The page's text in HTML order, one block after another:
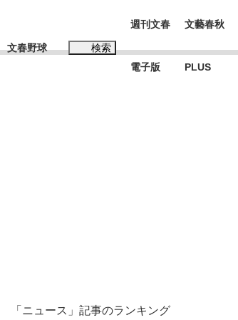
文春野球 検索
週刊文春
電子版
文藝春秋
PLUS
「ニュース」記事のランキング